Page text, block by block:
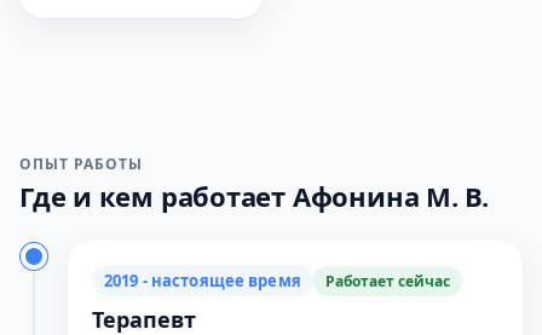
ОПЫТ РАБОТЫ
Где и кем работает Афонина М. В.
2019 - настоящее время Работает сейчас
Терапевт